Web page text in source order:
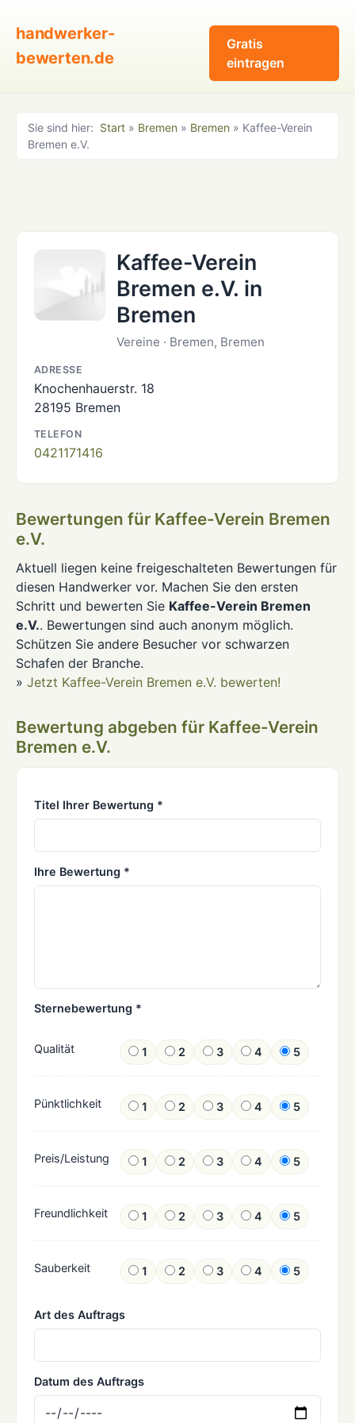
handwerker-
bewerten.de
Gratis
eintragen
Sie sind hier: Start » Bremen » Bremen » Kaffee-Verein
Bremen e.V.
Kaffee-Verein
Bremen e.V. in
Bremen
Vereine · Bremen, Bremen
ADRESSE
Knochenhauerstr. 18
28195 Bremen
TELEFON
0421171416
Bewertungen für Kaffee-Verein Bremen
e.V.
Aktuell liegen keine freigeschalteten Bewertungen für
diesen Handwerker vor. Machen Sie den ersten
Schritt und bewerten Sie Kaffee-Verein Bremen
e.V.. Bewertungen sind auch anonym möglich.
Schützen Sie andere Besucher vor schwarzen
Schafen der Branche.
» Jetzt Kaffee-Verein Bremen e.V. bewerten!
Bewertung abgeben für Kaffee-Verein
Bremen e.V.
Titel Ihrer Bewertung *
Ihre Bewertung *
Sternebewertung *
Qualität 1 2 3 4 5
Pünktlichkeit 1 2 3 4 5
Preis/Leistung 1 2 3 4 5
Freundlichkeit 1 2 3 4 5
Sauberkeit 1 2 3 4 5
Art des Auftrags
Datum des Auftrags